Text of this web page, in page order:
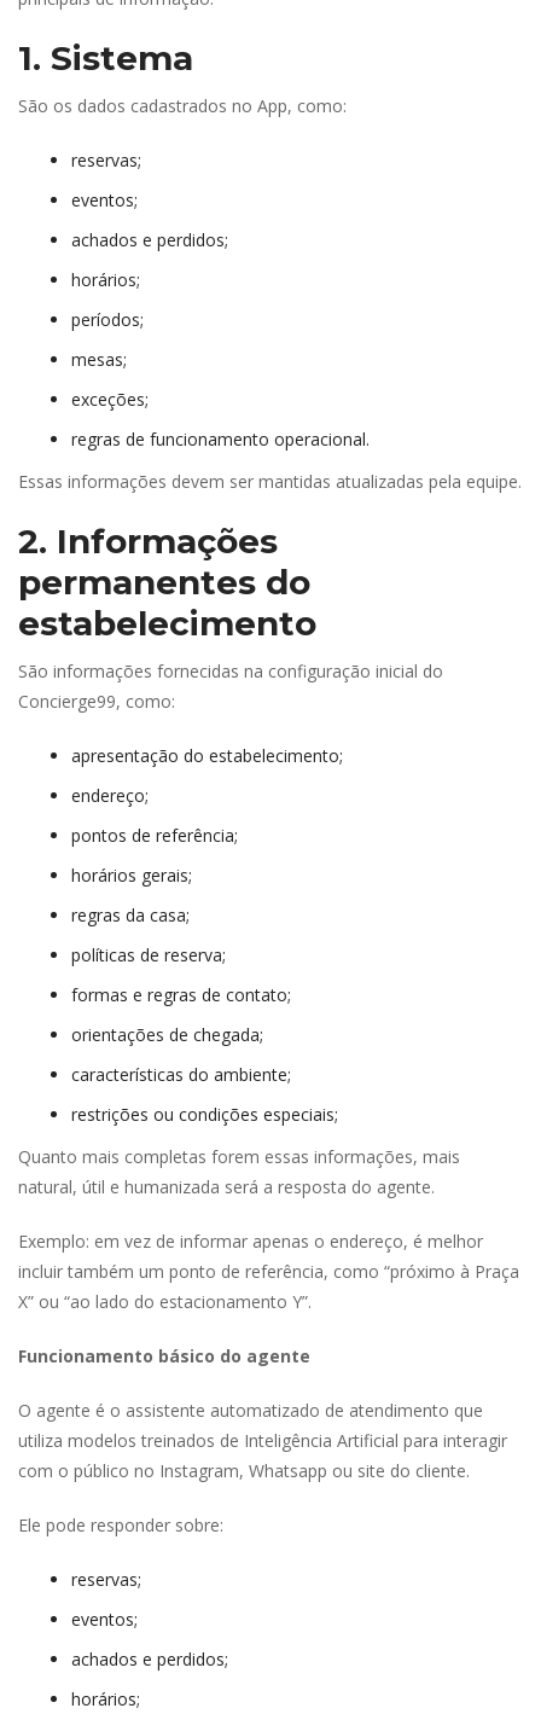
1. Sistema
São os dados cadastrados no App, como:
reservas;
eventos;
achados e perdidos;
horários;
períodos;
mesas;
exceções;
regras de funcionamento operacional.
Essas informações devem ser mantidas atualizadas pela equipe.
2. Informações
permanentes do
estabelecimento
São informações fornecidas na configuração inicial do
Concierge99, como:
apresentação do estabelecimento;
endereço;
pontos de referência;
horários gerais;
regras da casa;
políticas de reserva;
formas e regras de contato;
orientações de chegada;
características do ambiente;
restrições ou condições especiais;
Quanto mais completas forem essas informações, mais
natural, útil e humanizada será a resposta do agente.
Exemplo: em vez de informar apenas o endereço, é melhor
incluir também um ponto de referência, como “próximo à Praça
X” ou “ao lado do estacionamento Y”.
Funcionamento básico do agente
O agente é o assistente automatizado de atendimento que
utiliza modelos treinados de Inteligência Artificial para interagir
com o público no Instagram, Whatsapp ou site do cliente.
Ele pode responder sobre:
reservas;
eventos;
achados e perdidos;
horários;